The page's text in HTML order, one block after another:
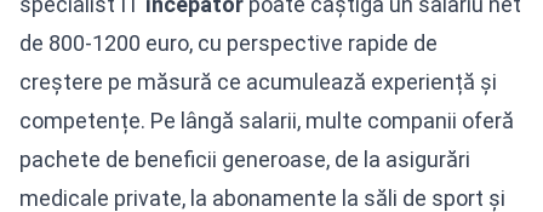
de 800-1200 euro, cu perspective rapide de
creștere pe măsură ce acumulează experiență și
competențe. Pe lângă salarii, multe companii oferă
pachete de beneficii generoase, de la asigurări
medicale private, la abonamente la săli de sport și